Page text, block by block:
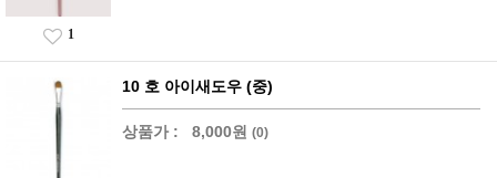
1
10 호 아이새도우 (중)
상품가 : 8,000원 (0)